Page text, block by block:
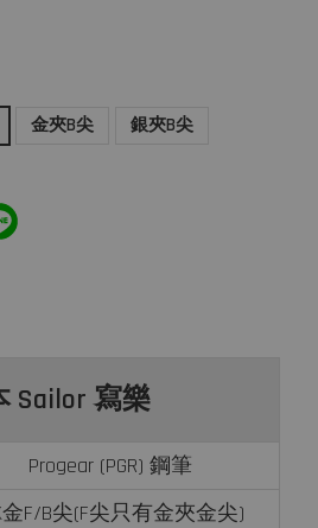
金夾B尖 銀夾B尖
Sailor 寫樂
Progear (PGR) 鋼筆
金F/B尖(F尖只有金夾金尖)